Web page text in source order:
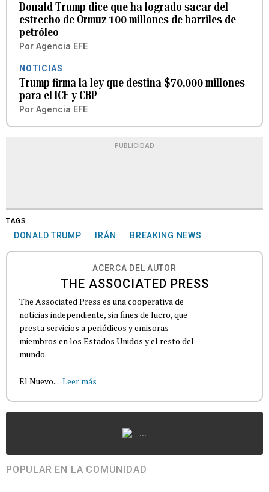
Donald Trump dice que ha logrado sacar del
estrecho de Ormuz 100 millones de barriles de
petróleo
Por Agencia EFE
NOTICIAS
Trump firma la ley que destina $70,000 millones
para el ICE y CBP
Por Agencia EFE
PUBLICIDAD
TAGS
DONALD TRUMP IRÁN BREAKING NEWS
ACERCA DEL AUTOR
THE ASSOCIATED PRESS
The Associated Press es una cooperativa de
noticias independiente, sin fines de lucro, que
presta servicios a periódicos y emisoras
miembros en los Estados Unidos y el resto del
mundo.
El Nuevo... Leer más
...
POPULAR EN LA COMUNIDAD